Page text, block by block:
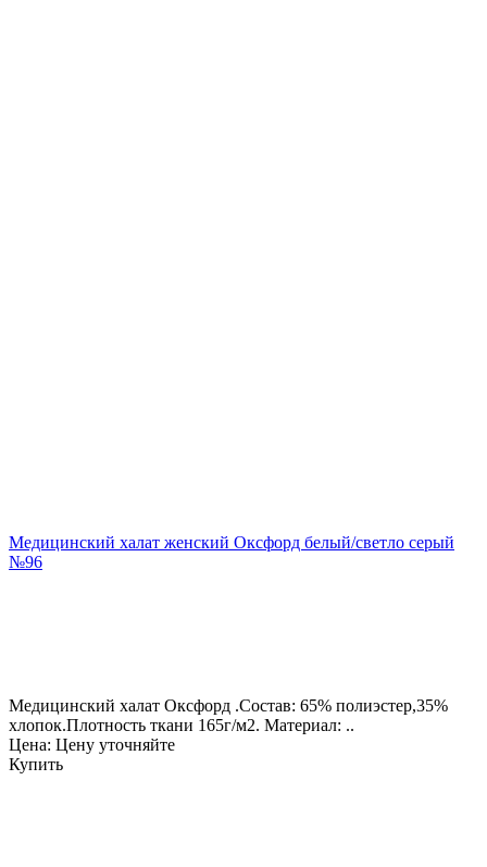
Медицинский халат женский Оксфорд белый/светло серый
№96
Медицинский халат Оксфорд .Состав: 65% полиэстер,35%
хлопок.Плотность ткани 165г/м2. Материал: ..
Цена: Цену уточняйте
Купить